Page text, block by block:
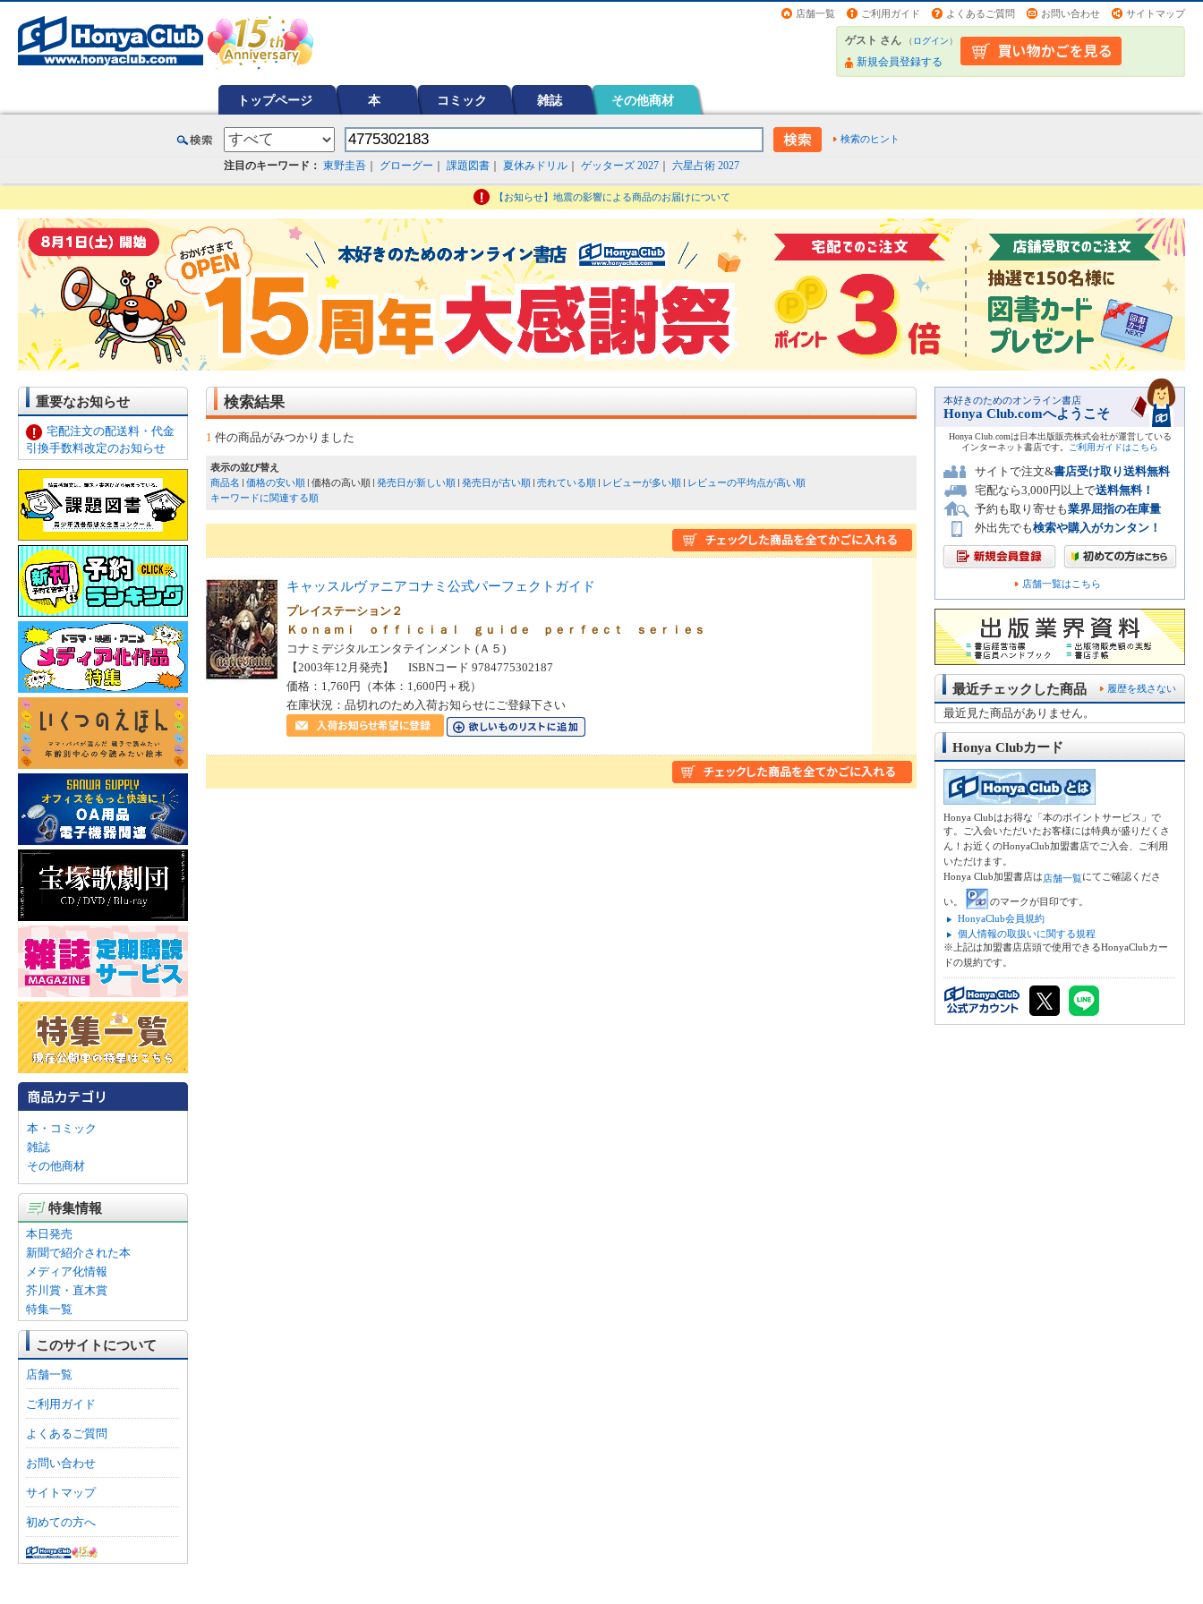
店舗一覧 ご利用ガイド よくあるご質問 お問い合わせ サイトマップ
ゲスト さん （ログイン）
新規会員登録する
トップページ 本 コミック 雑誌 その他商材
検索のヒント
注目のキーワード： 東野圭吾 グローグー 課題図書 夏休みドリル ゲッターズ 2027 六星占術 2027
【お知らせ】地震の影響による商品のお届けについて
重要なお知らせ
宅配注文の配送料・代金
引換手数料改定のお知らせ
本・コミック
雑誌
その他商材
特集情報
本日発売
新聞で紹介された本
メディア化情報
芥川賞・直木賞
特集一覧
このサイトについて
店舗一覧
ご利用ガイド
よくあるご質問
お問い合わせ
サイトマップ
初めての方へ
検索結果
1 件の商品がみつかりました
表示の並び替え
商品名
価格の安い順 価格の高い順 発売日が新しい順 発売日が古い順 売れている順 レビューが多い順
レビューの平均点が高い順
キーワードに関連する順
キャッスルヴァニアコナミ公式パーフェクトガイド
プレイステーション２
Ｋｏｎａｍｉ ｏｆｆｉｃｉａｌ ｇｕｉｄｅ ｐｅｒｆｅｃｔ ｓｅｒｉｅｓ
コナミデジタルエンタテインメント (Ａ５)
【2003年12月発売】 ISBNコード 9784775302187
価格：1,760円（本体：1,600円＋税）
在庫状況：品切れのため入荷お知らせにご登録下さい
本好きのためのオンライン書店
Honya Club.comへようこそ
Honya Club.comは日本出版販売株式会社が運営している
インターネット書店です。
ご利用ガイドはこちら
サイトで注文&書店受け取り送料無料
宅配なら3,000円以上で送料無料！
予約も取り寄せも業界屈指の在庫量
外出先でも検索や購入がカンタン！
店舗一覧はこちら
履歴を残さない
最近チェックした商品
最近見た商品がありません。
Honya Clubカード
Honya Clubはお得な「本のポイントサービス」で
す。ご入会いただいたお客様には特典が盛りだくさ
ん！お近くのHonyaClub加盟書店でご入会、ご利用
いただけます。
Honya Club加盟書店は店舗一覧にてご確認くださ
い。
のマークが目印です。
HonyaClub会員規約
個人情報の取扱いに関する規程
※上記は加盟書店店頭で使用できるHonyaClubカー
ドの規約です。